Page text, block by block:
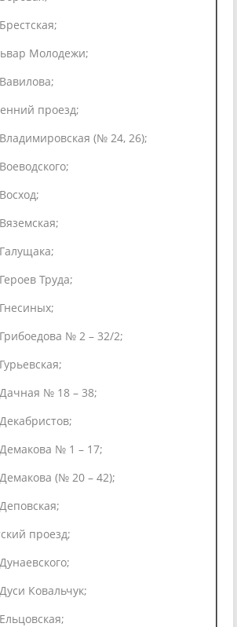
Молодежи;
проезд;
(№ 24, 26);
Труда;
№ 2 – 32/2;
№ 18 – 38;
№ 1 – 17;
(№ 20 – 42);
проезд;
Ковальчук;